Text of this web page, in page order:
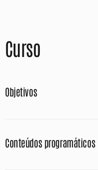
Curso
Objetivos
Conteúdos programáticos